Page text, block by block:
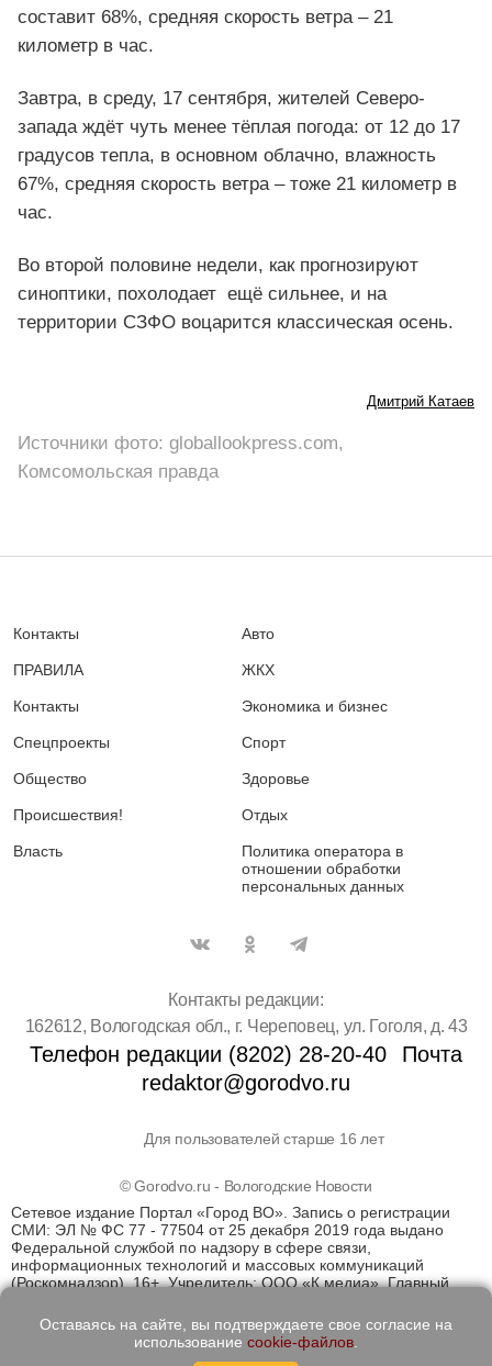
составит 68%, средняя скорость ветра – 21
километр в час.
Завтра, в среду, 17 сентября, жителей Северо-
запада ждёт чуть менее тёплая погода: от 12 до 17
градусов тепла, в основном облачно, влажность
67%, средняя скорость ветра – тоже 21 километр в
час.
Во второй половине недели, как прогнозируют
синоптики, похолодает ещё сильнее, и на
территории СЗФО воцарится классическая осень.
Дмитрий Катаев
Источники фото: globallookpress.com,
Комсомольская правда
Контакты
ПРАВИЛА
Контакты
Спецпроекты
Общество
Происшествия!
Власть
Авто
ЖКХ
Экономика и бизнес
Спорт
Здоровье
Отдых
Политика оператора в
отношении обработки
персональных данных
Контакты редакции:
162612, Вологодская обл., г. Череповец, ул. Гоголя, д. 43
Телефон редакции (8202) 28-20-40
Почта
redaktor@gorodvo.ru
Для пользователей старше 16 лет
© Gorodvo.ru - Вологодские Новости
Сетевое издание Портал «Город ВО». Запись о регистрации
СМИ: ЭЛ № ФС 77 - 77504 от 25 декабря 2019 года выдано
Федеральной службой по надзору в сфере связи,
информационных технологий и массовых коммуникаций
(Роскомнадзор). 16+. Учредитель: ООО «К медиа». Главный
применяются рекомендательные технологии (информационные
технологии предоставления информации на основе сбора,
систематизации и анализа сведений, относящихся к
Оставаясь на сайте, вы подтверждаете свое согласие на
использование cookie-файлов